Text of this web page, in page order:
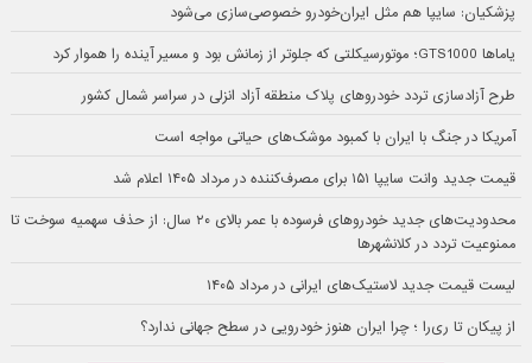
پزشکیان: سایپا هم مثل ایران‌خودرو خصوصی‌سازی می‌شود
یاماها GTS1000؛ موتورسیکلتی که جلوتر از زمانش بود و مسیر آینده را هموار کرد
طرح آزادسازی تردد خودروهای پلاک منطقه آزاد انزلی در سراسر شمال کشور
آمریکا در جنگ با ایران با کمبود موشک‌های حیاتی مواجه است
قیمت جدید وانت سایپا ۱۵۱ برای مصرف‌کننده در مرداد ۱۴۰۵ اعلام شد
محدودیت‌های جدید خودروهای فرسوده با عمر بالای ۲۰ سال: از حذف سهمیه سوخت تا
ممنوعیت تردد در کلانشهرها
لیست قیمت جدید لاستیک‌های ایرانی در مرداد ۱۴۰۵
از پیکان تا ری‌را ؛ چرا ایران هنوز خودرویی در سطح جهانی ندارد؟